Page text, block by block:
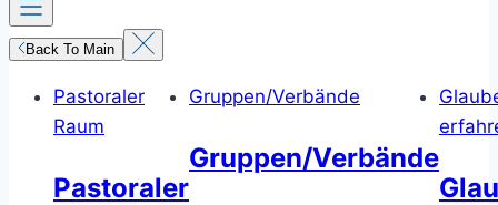
Back To Main
Pastoraler
Raum
Pastoraler
Gruppen/Verbände
Gruppen/Verbände